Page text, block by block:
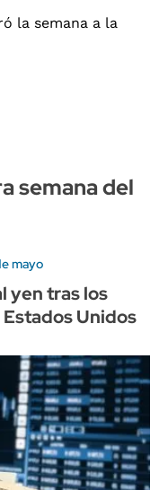
semana del
mayo
yen tras los
Unidos